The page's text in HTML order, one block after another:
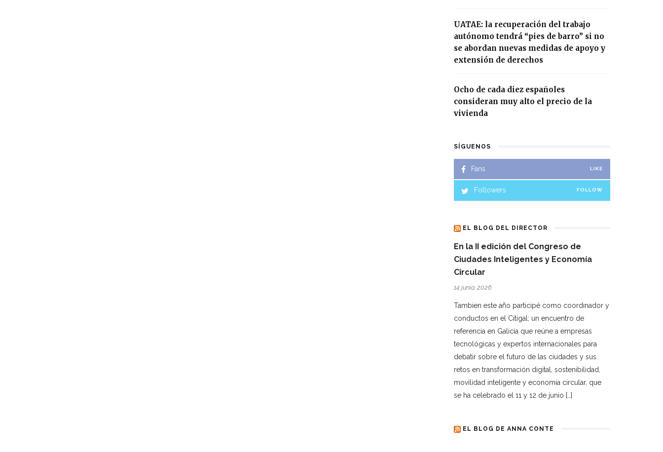
UATAE: la recuperación del trabajo
autónomo tendrá “pies de barro” si no
se abordan nuevas medidas de apoyo y
extensión de derechos
Ocho de cada diez españoles
consideran muy alto el precio de la
vivienda
SÍGUENOS
Fans LIKE
Followers FOLLOW
EL BLOG DEL DIRECTOR
En la II edición del Congreso de
Ciudades Inteligentes y Economía
Circular
14 junio, 2026
Tambien este año participé como coordinador y
conductos en el Citigal; un encuentro de
referencia en Galicia que reúne a empresas
tecnológicas y expertos internacionales para
debatir sobre el futuro de las ciudades y sus
retos en transformación digital, sostenibilidad,
movilidad inteligente y economía circular, que
se ha celebrado el 11 y 12 de junio […]
EL BLOG DE ANNA CONTE